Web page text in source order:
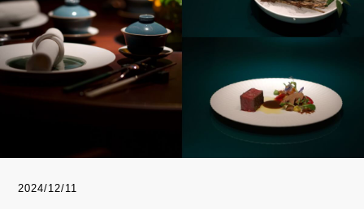
2024/12/11